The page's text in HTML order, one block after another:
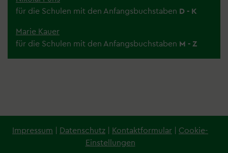
für die Schulen mit den Anfangsbuchstaben D - K
Marie Kauer
für die Schulen mit den Anfangsbuchstaben M - Z
Fußzeile
Impressum | Datenschutz | Kontaktformular | Cookie-
Einstellungen